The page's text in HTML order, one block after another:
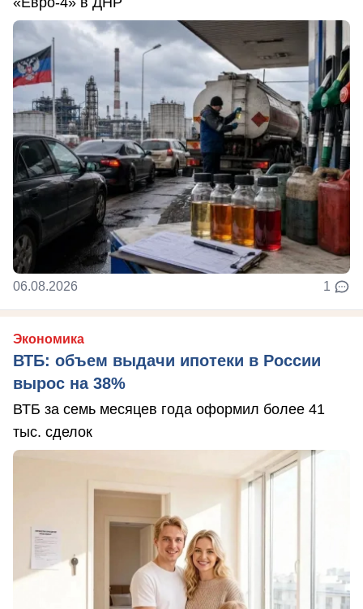
06.08.2026 1
Экономика
ВТБ: объем выдачи ипотеки в России
вырос на 38%
ВТБ за семь месяцев года оформил более 41
тыс. сделок